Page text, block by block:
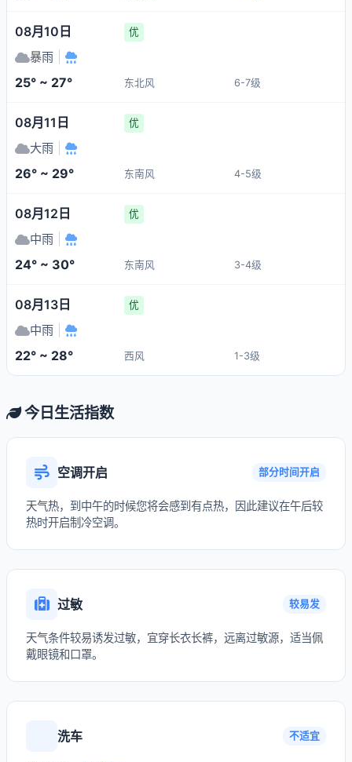
08月10日 优
暴雨
25° ~ 27° 东北风 6-7级
08月11日 优
大雨
26° ~ 29° 东南风 4-5级
08月12日 优
中雨
24° ~ 30° 东南风 3-4级
08月13日 优
中雨
22° ~ 28° 西风 1-3级
今日生活指数
空调开启 部分时间开启
天气热，到中午的时候您将会感到有点热，因此建议在午后较
热时开启制冷空调。
过敏 较易发
天气条件较易诱发过敏，宜穿长衣长裤，远离过敏源，适当佩
戴眼镜和口罩。
洗车 不适宜